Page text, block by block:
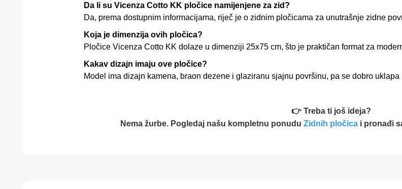
Da li su Vicenza Cotto KK pločice namijenjene za zid?
Da, prema dostupnim informacijama, riječ je o zidnim pločicama za unutrašnje zidne
Koja je dimenzija ovih pločica?
Pločice Vicenza Cotto KK dolaze u dimenziji 25x75 cm, što je praktičan format za
Kakav dizajn imaju ove pločice?
Model ima dizajn kamena, braon dezene i glaziranu sjajnu površinu, pa se dobro
👉 Treba ti još ideja?
Nema žurbe. Pogledaj našu kompletnu ponudu Zidnih pločica i pronađi